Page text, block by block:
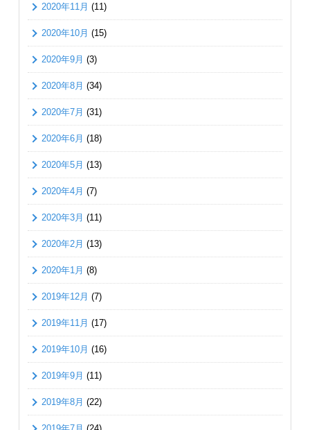
2020年11月 (11)
2020年10月 (15)
2020年9月 (3)
2020年8月 (34)
2020年7月 (31)
2020年6月 (18)
2020年5月 (13)
2020年4月 (7)
2020年3月 (11)
2020年2月 (13)
2020年1月 (8)
2019年12月 (7)
2019年11月 (17)
2019年10月 (16)
2019年9月 (11)
2019年8月 (22)